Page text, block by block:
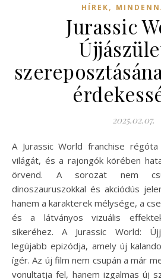
HÍREK,
Jurassic
2025.02.07.
A Jurassic World franchise régóta meghódította a mozi
világát, és a rajongók körében
örvend. A sorozat nem
dinoszauruszokkal és akciódús
hanem a karakterek mélysége, a
és a látványos vizuális
sikeréhez. A Jurassic World:
legújabb epizódja, amely új
ígér. Az új film nem csupán a már
vonultatja fel, hanem izgalmas új